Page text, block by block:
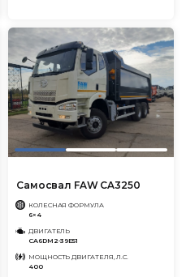
Cамосвал FAW CA3250
КОЛЕСНАЯ ФОРМУЛА
6×4
ДВИГАТЕЛЬ
CA6DM2-39E51
МОЩНОСТЬ ДВИГАТЕЛЯ, Л.С.
400